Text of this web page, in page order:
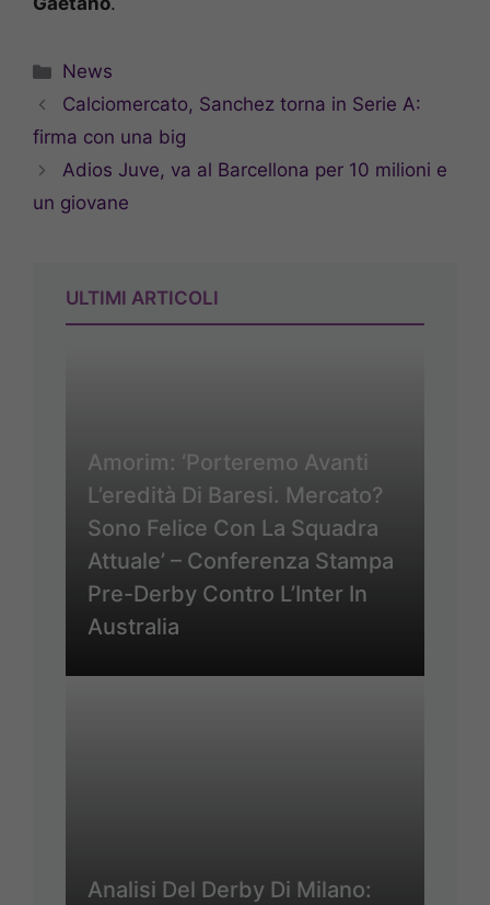
Categorie
News
Calciomercato, Sanchez torna in Serie A:
firma con una big
Adios Juve, va al Barcellona per 10 milioni e
un giovane
ULTIMI ARTICOLI
Amorim: ‘Porteremo Avanti
L’eredità Di Baresi. Mercato?
Sono Felice Con La Squadra
Attuale’ – Conferenza Stampa
Pre-Derby Contro L’Inter In
Australia
Analisi Del Derby Di Milano: